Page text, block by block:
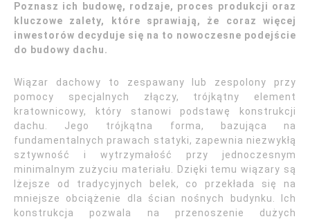
Poznasz ich budowę, rodzaje, proces produkcji oraz
kluczowe zalety, które sprawiają, że coraz więcej
inwestorów decyduje się na to nowoczesne podejście
do budowy dachu.
Wiązar dachowy to zespawany lub zespolony przy
pomocy specjalnych złączy, trójkątny element
kratownicowy, który stanowi podstawę konstrukcji
dachu. Jego trójkątna forma, bazująca na
fundamentalnych prawach statyki, zapewnia niezwykłą
sztywność i wytrzymałość przy jednoczesnym
minimalnym zużyciu materiału. Dzięki temu wiązary są
lżejsze od tradycyjnych belek, co przekłada się na
mniejsze obciążenie dla ścian nośnych budynku. Ich
konstrukcja pozwala na przenoszenie dużych